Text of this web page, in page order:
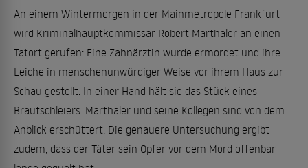
An einem Wintermorgen in der Mainmetropole Frankfurt
wird Kriminalhauptkommissar Robert Marthaler an einen
Tatort gerufen: Eine Zahnärztin wurde ermordet und ihre
Leiche in menschenunwürdiger Weise vor ihrem Haus zur
Schau gestellt. In einer Hand hält sie das Stück eines
Brautschleiers. Marthaler und seine Kollegen sind von dem
Anblick erschüttert. Die genauere Untersuchung ergibt
zudem, dass der Täter sein Opfer vor dem Mord offenbar